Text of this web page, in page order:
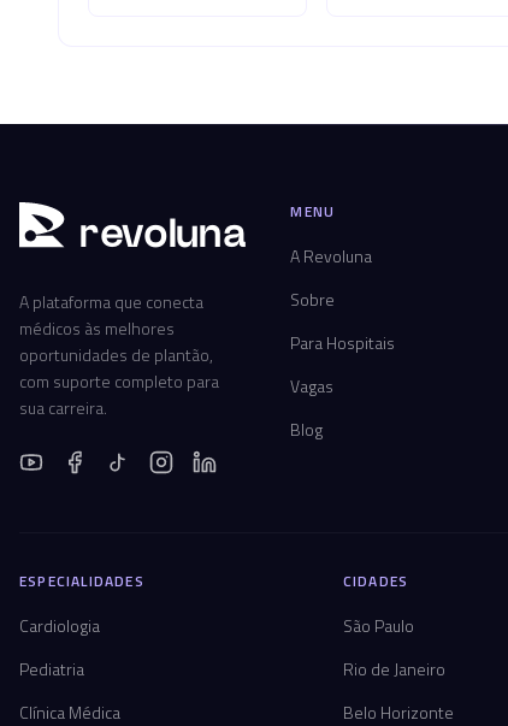
revoluna
A plataforma que conecta
médicos às melhores
oportunidades de plantão,
com suporte completo para
sua carreira.
MENU
A Revoluna
Sobre
Para Hospitais
Vagas
Blog
ESPECIALIDADES
Cardiologia
Pediatria
Clínica Médica
CIDADES
São Paulo
Rio de Janeiro
Belo Horizonte